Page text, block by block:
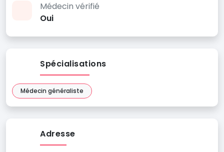
Médecin vérifié
Oui
Spécialisations
Médecin généraliste
Adresse